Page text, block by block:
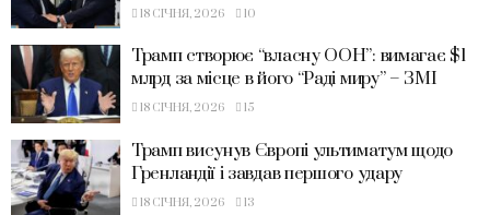
18 СІЧНЯ, 2026 10
Трамп створює “власну ООН”: вимагає $1
млрд за місце в його “Раді миру” – ЗМІ
18 СІЧНЯ, 2026 15
Трамп висунув Європі ультиматум щодо
Гренландії і завдав першого удару
18 СІЧНЯ, 2026 13